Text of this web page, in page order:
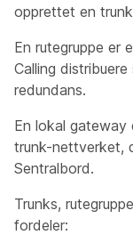
opprettet en
En rutegruppe er
Calling
redundans.
En lokal gateway
trunk-nettverket,
Sentralbord.
Trunks,
fordeler: